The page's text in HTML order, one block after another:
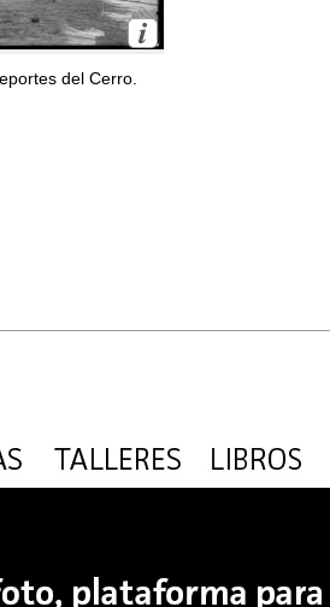
del Cerro.